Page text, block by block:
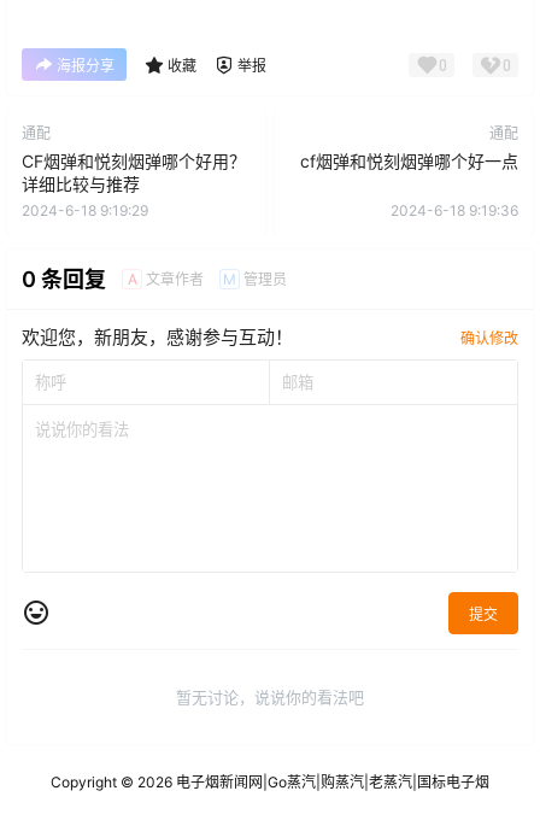
海报分享 收藏 举报 0 0
通配
CF烟弹和悦刻烟弹哪个好用？
详细比较与推荐
2024-6-18 9:19:29
通配
cf烟弹和悦刻烟弹哪个好一点
2024-6-18 9:19:36
0 条回复 A 文章作者 M 管理员
欢迎您，新朋友，感谢参与互动！ 确认修改
提交
暂无讨论，说说你的看法吧
Copyright © 2026 电子烟新闻网 Go蒸汽 购蒸汽 老蒸汽 国标电子烟